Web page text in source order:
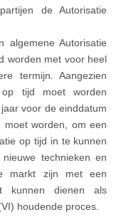
de Autorisatie
algemene Autorisatie
worden met voor heel
termijn. Aangezien
tijd moet worden
voor de einddatum
moet worden, om een
op tijd in te kunnen
technieken en
markt zijn met een
kunnen dienen als
houdende proces.